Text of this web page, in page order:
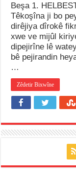
Beşa 1.
Têkoşîna ji bo
dirêjiya dîrokê
xwe ve mijûl
dipejirîne lê
bê pejirandin
…
Zêdetir Bixwîne